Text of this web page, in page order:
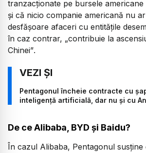
tranzacționate pe bursele
și că nicio companie americană nu
desfășoare afaceri cu entitățile
în caz contrar, „contribuie la
Chinei”.
Pentagonul încheie contracte cu
inteligență artificială, dar nu și cu
De ce Alibaba, BYD și Baidu?
În cazul Alibaba, Pentagonul susține